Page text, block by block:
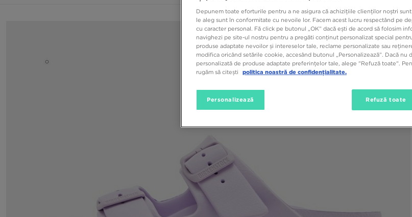
Depunem toate eforturile pentru a ne asigura că achizițiile clienților noștri
le aleg sunt în conformitate cu nevoile lor. Facem acest lucru respectând pe
cu caracter personal. Fă click pe butonul „OK” dacă ești de acord să folosim
navighezi pe site-ul nostru pentru a pregăti conținut personalizat special
produse adaptate nevoilor și intereselor tale, reclame personalizate sau
modifica oricând setările cookie, accesând butonul „Personalizează”. Dacă nu
personalizată de produse adaptate preferințelor tale, alege "Refuză toate".
rugăm să citești
politica noastră de confidențialitate.
Personalizează Refuză toate